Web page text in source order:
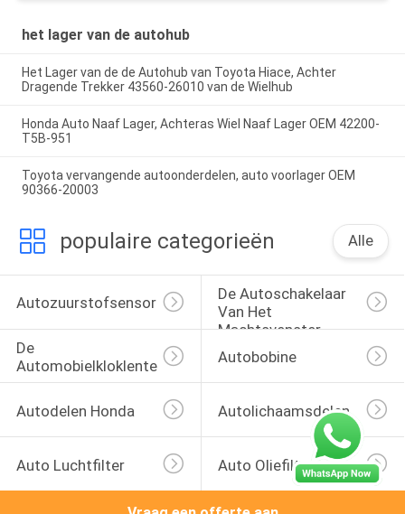
het lager van de autohub
Het Lager van de de Autohub van Toyota Hiace, Achter
Dragende Trekker 43560-26010 van de Wielhub
Honda Auto Naaf Lager, Achteras Wiel Naaf Lager OEM 42200-
T5B-951
Toyota vervangende autoonderdelen, auto voorlager OEM
90366-20003
populaire categorieën Alle
Autozuurstofsensor
De Autoschakelaar
Van Het
Machtsvenster
De
Automobielkloklente
Autobobine
Autodelen Honda Autolichaamsdelen
Auto Luchtfilter Auto Oliefilters